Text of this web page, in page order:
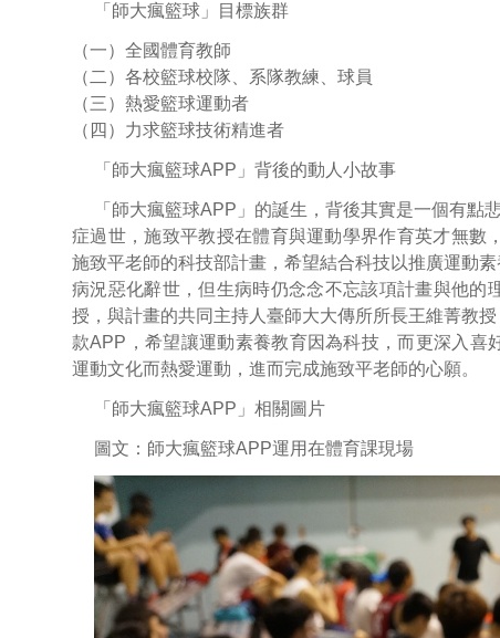
「師大瘋籃球」目標族群
（一）全國體育教師
（二）各校籃球校隊、系隊教練、球員
（三）熱愛籃球運動者
（四）力求籃球技術精進者
「師大瘋籃球APP」背後的動人小故事
「師大瘋籃球APP」的誕生，背後其實是一個有
症過世，施致平教授在體育與運動學界作育英才無數
施致平老師的科技部計畫，希望結合科技以推廣運動
病況惡化辭世，但生病時仍念念不忘該項計畫與他的
授，與計畫的共同主持人臺師大大傳所所長王維菁教
款APP，希望讓運動素養教育因為科技，而更深入喜
運動文化而熱愛運動，進而完成施致平老師的心願。
「師大瘋籃球APP」相關圖片
圖文：師大瘋籃球APP運用在體育課現場